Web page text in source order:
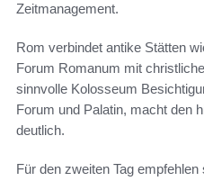
Zeitmanagement.
Rom verbindet antike Stätten
Forum Romanum mit
sinnvolle Kolosseum
Forum und Palatin, macht den
deutlich.
Für den zweiten Tag